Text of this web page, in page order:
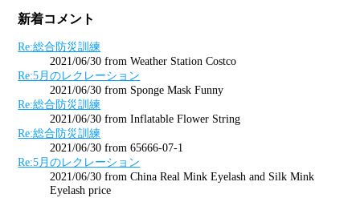
新着コメント
Re:総合防災訓練
2021/06/30 from Weather Station Costco
Re:5月のレクレーション
2021/06/30 from Sponge Mask Funny
Re:総合防災訓練
2021/06/30 from Inflatable Flower String
Re:総合防災訓練
2021/06/30 from 65666-07-1
Re:5月のレクレーション
2021/06/30 from China Real Mink Eyelash and Silk Mink
Eyelash price